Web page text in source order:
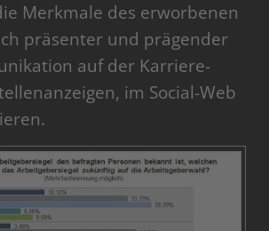
Merkmale des erworbenen
präsenter und prägender
auf der Karriere-
im Social-Web